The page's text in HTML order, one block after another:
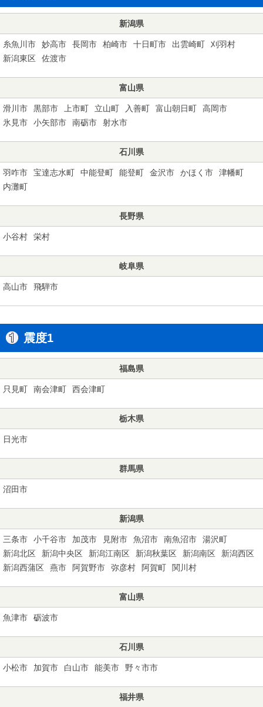
新潟県
糸魚川市 妙高市 長岡市 柏崎市 十日町市 出雲崎町
刈羽村
新潟東区
佐渡市
富山県
滑川市 黒部市 上市町 立山町 入善町 富山朝日町
高岡市
氷見市
小矢部市 南砺市 射水市
石川県
羽咋市 宝達志水町 中能登町 能登町 金沢市 かほく市
津幡町
内灘町
長野県
小谷村 栄村
岐阜県
高山市 飛騨市
震度1
福島県
只見町 南会津町 西会津町
栃木県
日光市
群馬県
沼田市
新潟県
三条市 小千谷市 加茂市 見附市 魚沼市 南魚沼市
湯沢町
新潟北区
新潟中央区 新潟江南区 新潟秋葉区 新潟南区
新潟西区
新潟西蒲区
燕市 阿賀野市 弥彦村 阿賀町 関川村
富山県
魚津市 砺波市
石川県
小松市 加賀市 白山市 能美市 野々市市
福井県